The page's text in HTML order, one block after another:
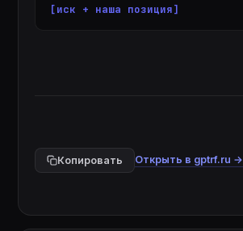
[иск + наша позиция]
Копировать Открыть в gptrf.ru →